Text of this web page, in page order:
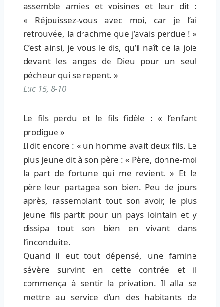
assemble amies et voisines et leur dit :
« Réjouissez-vous avec moi, car je l’ai
retrouvée, la drachme que j’avais perdue ! »
C’est ainsi, je vous le dis, qu’il naît de la joie
devant les anges de Dieu pour un seul
pécheur qui se repent. »
Luc 15, 8-10
Le fils perdu et le fils fidèle : « l’enfant
prodigue »
Il dit encore : « un homme avait deux fils. Le
plus jeune dit à son père : « Père, donne-moi
la part de fortune qui me revient. » Et le
père leur partagea son bien. Peu de jours
après, rassemblant tout son avoir, le plus
jeune fils partit pour un pays lointain et y
dissipa tout son bien en vivant dans
l’inconduite.
Quand il eut tout dépensé, une famine
sévère survint en cette contrée et il
commença à sentir la privation. Il alla se
mettre au service d’un des habitants de